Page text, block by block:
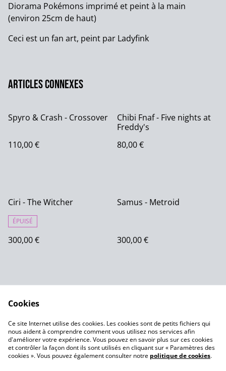
Diorama Pokémons imprimé et peint à la main
(environ 25cm de haut)
Ceci est un fan art, peint par Ladyfink
Articles connexes
Spyro & Crash - Crossover
110,00 €
Chibi Fnaf - Five nights at
Freddy's
80,00 €
Ciri - The Witcher
ÉPUISÉ
300,00 €
Samus - Metroid
300,00 €
Contactez-nous
Conditions
Politique de
confidentialité
Politique de cookies
Cookies
Ce site Internet utilise des cookies. Les cookies sont de petits fichiers qui
nous aident à comprendre comment vous utilisez nos services afin
d'améliorer votre expérience. Vous pouvez en savoir plus sur ces cookies
et contrôler la façon dont ils sont utilisés en cliquant sur « Paramètres des
cookies ». Vous pouvez également consulter notre politique de cookies.